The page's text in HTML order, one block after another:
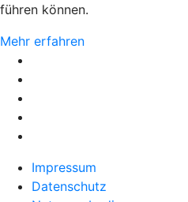
führen können.
Mehr erfahren
Impressum
Datenschutz